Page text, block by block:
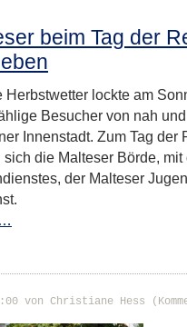
beim Tag der
Herbstwetter lockte am
Besucher von nah
Innenstadt. Zum Tag der
sich die Malteser Börde, mit
der Malteser
von Christiane Hess